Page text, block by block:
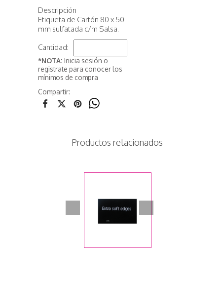
Descripción
Etiqueta de Cartón 80 x 50
mm sulfatada c/m Salsa.
Cantidad:
*NOTA: Inicia sesión o
registrate para conocer los
mínimos de compra
Compartir:
Productos relacionados